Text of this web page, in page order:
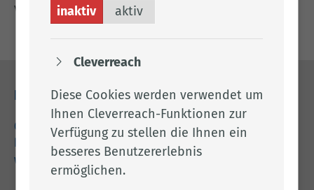
vorerst weiter bestehen.
Kontakt
04471 15 0
kreishaus@lkclp.de
www.lkclp.de
inaktiv aktiv
Cleverreach
Diese Cookies werden verwendet um
Ihnen Cleverreach-Funktionen zur
Verfügung zu stellen die Ihnen ein
besseres Benutzererlebnis
ermöglichen.